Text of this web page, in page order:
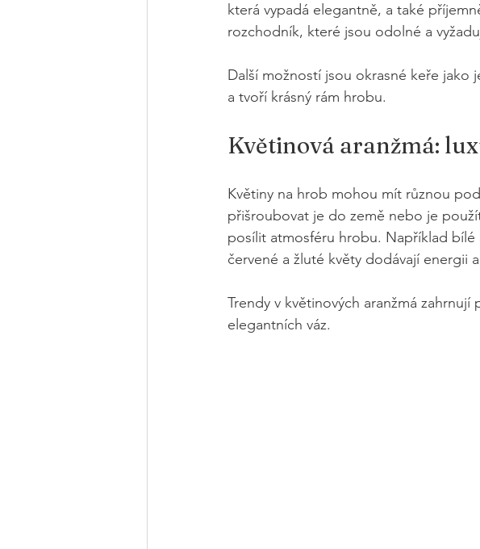
která vypadá elegantně, a také
rozchodník, které jsou odolné a
Další možností jsou okrasné keře
a tvoří krásný rám hrobu.
Květinová aranžmá:
Květiny na hrob mohou mít různou
přišroubovat je do země nebo je
posílit atmosféru hrobu. Například
červené a žluté květy dodávají energii
Trendy v květinových aranžmá
elegantních váz.